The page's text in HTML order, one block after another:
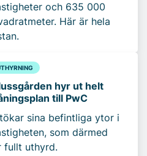
och 635 000
Här är hela
hyr ut helt
till PwC
sina befintliga ytor i
som därmed
fullt uthyrd.